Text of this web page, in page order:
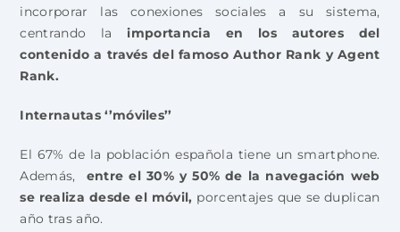
incorporar las conexiones sociales a su sistema,
centrando la importancia en los autores del
contenido a través del famoso Author Rank y Agent
Rank.
Internautas ‘’móviles’’
El 67% de la población española tiene un smartphone.
Además, entre el 30% y 50% de la navegación web
se realiza desde el móvil, porcentajes que se duplican
año tras año.